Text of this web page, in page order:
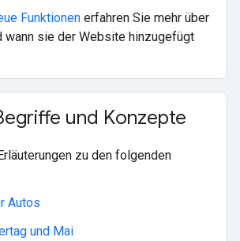
Funktionen erfahren Sie mehr über
wann sie der Website hinzugefügt
und Konzepte
zu den folgenden
Autos
und Mai